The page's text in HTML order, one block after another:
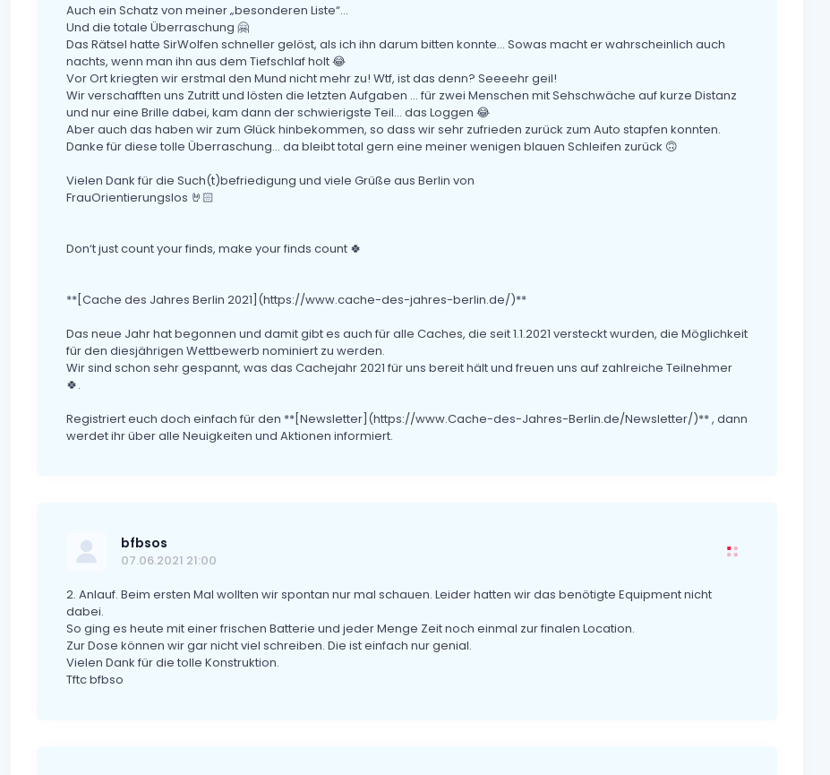
Auch ein Schatz von meiner „besonderen Liste“...
Und die totale Überraschung 🤗
Das Rätsel hatte SirWolfen schneller gelöst, als ich ihn darum bitten konnte... Sowas macht er wahrscheinlich auch
nachts, wenn man ihn aus dem Tiefschlaf holt 😂
Vor Ort kriegten wir erstmal den Mund nicht mehr zu! Wtf, ist das denn? Seeeehr geil!
Wir verschafften uns Zutritt und lösten die letzten Aufgaben ... für zwei Menschen mit Sehschwäche auf kurze Distanz
und nur eine Brille dabei, kam dann der schwierigste Teil... das Loggen 😂
Aber auch das haben wir zum Glück hinbekommen, so dass wir sehr zufrieden zurück zum Auto stapfen konnten.
Danke für diese tolle Überraschung... da bleibt total gern eine meiner wenigen blauen Schleifen zurück 🙃
Vielen Dank für die Such(t)befriedigung und viele Grüße aus Berlin von
FrauOrientierungslos 🤘🏻
Don‘t just count your finds, make your finds count 🍀
**[Cache des Jahres Berlin 2021](https://www.cache-des-jahres-berlin.de/)**
Das neue Jahr hat begonnen und damit gibt es auch für alle Caches, die seit 1.1.2021 versteckt wurden, die Möglichkeit
für den diesjährigen Wettbewerb nominiert zu werden.
Wir sind schon sehr gespannt, was das Cachejahr 2021 für uns bereit hält und freuen uns auf zahlreiche Teilnehmer
🍀.
Registriert euch doch einfach für den **[Newsletter](https://www.Cache-des-Jahres-Berlin.de/Newsletter/)** , dann
werdet ihr über alle Neuigkeiten und Aktionen informiert.
bfbsos
07.06.2021 21:00
2. Anlauf. Beim ersten Mal wollten wir spontan nur mal schauen. Leider hatten wir das benötigte Equipment nicht
dabei.
So ging es heute mit einer frischen Batterie und jeder Menge Zeit noch einmal zur finalen Location.
Zur Dose können wir gar nicht viel schreiben. Die ist einfach nur genial.
Vielen Dank für die tolle Konstruktion.
Tftc bfbso